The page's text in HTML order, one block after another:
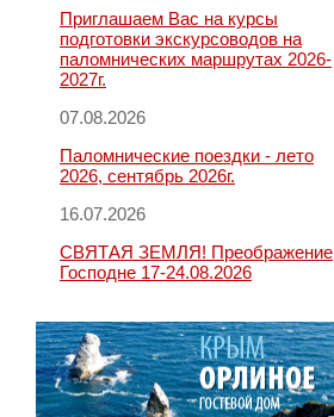
Приглашаем Вас на курсы
подготовки экскурсоводов на
паломнических маршрутах 2026-
2027г.
07.08.2026
Паломнические поездки - лето
2026, сентябрь 2026г.
16.07.2026
СВЯТАЯ ЗЕМЛЯ! Преображение
Господне 17-24.08.2026